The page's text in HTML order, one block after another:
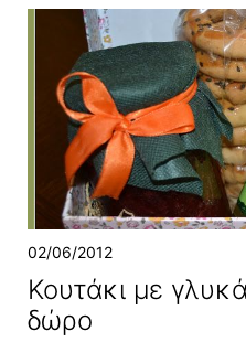
02/06/2012
Κουτάκι με
δώρο